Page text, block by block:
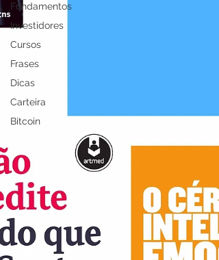
Fundamentos
Investidores
Cursos
Frases
Dicas
Carteira
Bitcoin